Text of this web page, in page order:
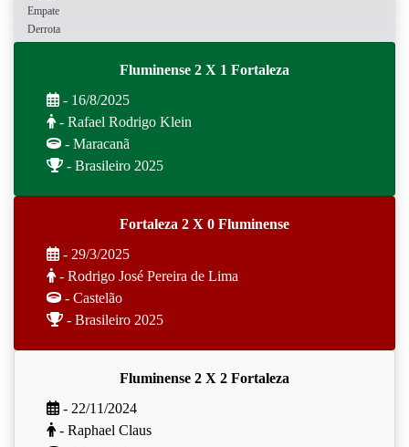
Empate
Derrota
Fluminense 2 X 1 Fortaleza
- 16/8/2025
- Rafael Rodrigo Klein
- Maracanã
- Brasileiro 2025
Fortaleza 2 X 0 Fluminense
- 29/3/2025
- Rodrigo José Pereira de Lima
- Castelão
- Brasileiro 2025
Fluminense 2 X 2 Fortaleza
- 22/11/2024
- Raphael Claus